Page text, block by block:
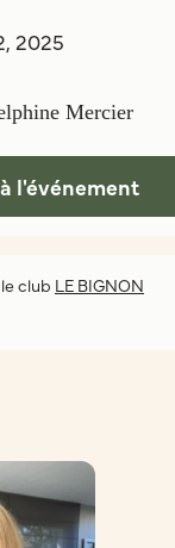
2025
Mercier
l'événement
club LE BIGNON